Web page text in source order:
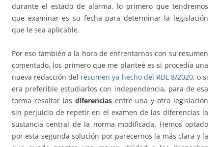
durante el estado de alarma, lo primero que tendremos
que examinar es su fecha para determinar la legislación
que le sea aplicable.
Por eso también a la hora de enfrentarnos con su resumen
comentado, los primero que me planteé es si procedía una
nueva redacción del resumen ya hecho del RDL 8/2020, o si
era preferible estudiarlos con independencia, para de esa
forma resaltar las diferenciasentre una y otra legislación
sin perjuicio de repetir en el examen de las diferencias la
sustancia central de la norma modificada. Hemos optado
por esta segunda solución por parecernos la más clara y la